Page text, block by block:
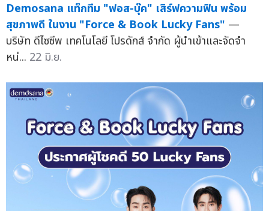
Demosana แท็กทีม "ฟอส-บุ๊ค" เสิร์ฟความฟิน พร้อม
สุขภาพดี ในงาน "Force & Book Lucky Fans" —
บริษัท ดีไซซีพ เทคโนโลยี โปรดักส์ จำกัด ผู้นำเข้าและจัดจำ
หน่... 22 มิ.ย.